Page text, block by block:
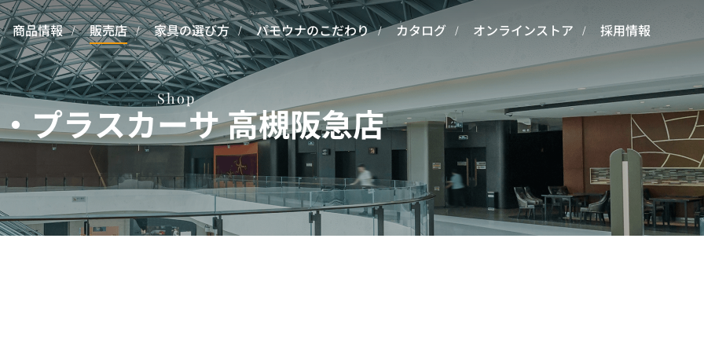
商品情報 販売店 家具の選び方 パモウナのこだわり カタログ オンラインストア 採用情報
Shop
プラスカーサ 高槻阪急店